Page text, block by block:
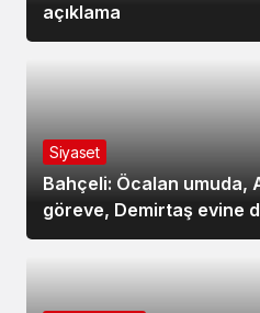
açıklama
Siyaset
Bahçeli: Öcalan umuda,
göreve, Demirtaş evine